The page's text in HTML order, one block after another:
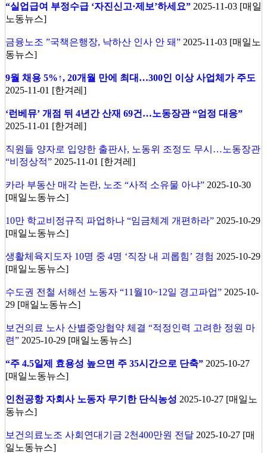
“실업급여 부정수급 ‘자진신고·제보’하세요” 2025-11-03 [매일
노동뉴스]
금융노조 ”국책은행장, 낙하산 인사 안 돼” 2025-11-03 [매일노
동뉴스]
9월 채용 5%↑, 20개월 만에 최대…300인 이상 사업체가 주도
2025-11-01 [한겨레]
‘런베뮤’ 개점 뒤 4년간 산재 69건…노동장관 “엄정 대응”
2025-11-01 [한겨레]
직원들 양자로 입양한 출판사, 노동위 조정도 무시…노동장관
“비정상적” 2025-11-01 [한겨레]
카라 부동산 매각 논란, 노조 “사적 소유물 아냐” 2025-10-30
[매일노동뉴스]
10만 학교비정규직 파업하나 “임금체계 개편하라” 2025-10-29
[매일노동뉴스]
생활체육지도자 10명 중 4명 ‘직장 내 괴롭힘’ 경험 2025-10-29
[매일노동뉴스]
수도권 전철 서해선 노동자 “11월10~12일 경고파업” 2025-10-
29 [매일노동뉴스]
보건의료 노사 산별중앙협약 체결 “적정인력 고려한 정원 마
련” 2025-10-29 [매일노동뉴스]
“주 4.5일제 효용성 높으면 주 35시간으로 단축” 2025-10-27
[매일노동뉴스]
인천공항 자회사 노동자 무기한 단식농성 2025-10-27 [매일노
동뉴스]
보건의료노조 사회연대기금 2천400만원 전달 2025-10-27 [매
일노동뉴스]